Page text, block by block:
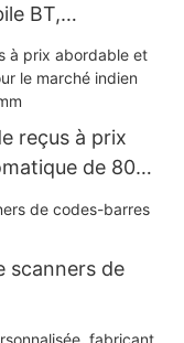
BT,
mm
reçus à prix
de 80
thermique
scanners de